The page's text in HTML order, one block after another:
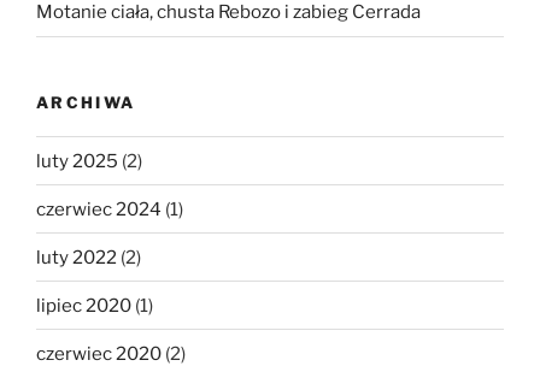
Motanie ciała, chusta Rebozo i zabieg Cerrada
ARCHIWA
luty 2025 (2)
czerwiec 2024 (1)
luty 2022 (2)
lipiec 2020 (1)
czerwiec 2020 (2)